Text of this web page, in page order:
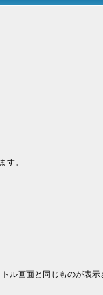
す。
画面と同じものが表